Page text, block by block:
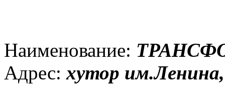
Наименование:
Адрес: хутор